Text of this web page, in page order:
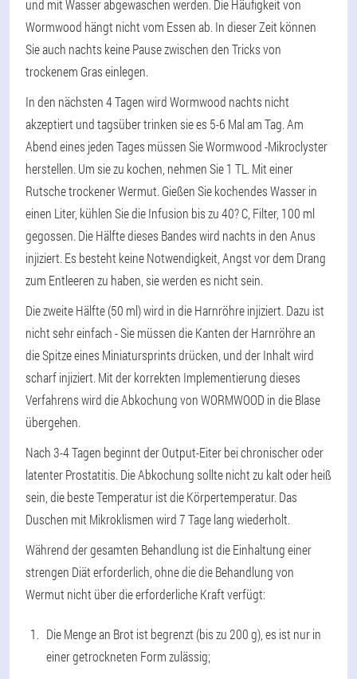
und mit Wasser abgewaschen werden. Die Häufigkeit von
Wormwood hängt nicht vom Essen ab. In dieser Zeit können
Sie auch nachts keine Pause zwischen den Tricks von
trockenem Gras einlegen.
In den nächsten 4 Tagen wird Wormwood nachts nicht
akzeptiert und tagsüber trinken sie es 5-6 Mal am Tag. Am
Abend eines jeden Tages müssen Sie Wormwood -Mikroclyster
herstellen. Um sie zu kochen, nehmen Sie 1 TL. Mit einer
Rutsche trockener Wermut. Gießen Sie kochendes Wasser in
einen Liter, kühlen Sie die Infusion bis zu 40? C, Filter, 100 ml
gegossen. Die Hälfte dieses Bandes wird nachts in den Anus
injiziert. Es besteht keine Notwendigkeit, Angst vor dem Drang
zum Entleeren zu haben, sie werden es nicht sein.
Die zweite Hälfte (50 ml) wird in die Harnröhre injiziert. Dazu ist
nicht sehr einfach - Sie müssen die Kanten der Harnröhre an
die Spitze eines Miniatursprints drücken, und der Inhalt wird
scharf injiziert. Mit der korrekten Implementierung dieses
Verfahrens wird die Abkochung von WORMWOOD in die Blase
übergehen.
Nach 3-4 Tagen beginnt der Output-Eiter bei chronischer oder
latenter Prostatitis. Die Abkochung sollte nicht zu kalt oder heiß
sein, die beste Temperatur ist die Körpertemperatur. Das
Duschen mit Mikroklismen wird 7 Tage lang wiederholt.
Während der gesamten Behandlung ist die Einhaltung einer
strengen Diät erforderlich, ohne die die Behandlung von
Wermut nicht über die erforderliche Kraft verfügt:
Die Menge an Brot ist begrenzt (bis zu 200 g), es ist nur in
einer getrockneten Form zulässig;